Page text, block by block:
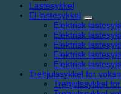
Lastesykkel
El lastesykkel
Elektrisk
Elektrisk
Elektrisk
Elektrisk
Elektrisk
Trehjulssykkel for
Trehjulssykkel